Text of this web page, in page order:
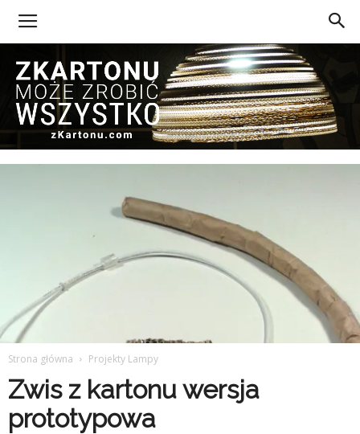
Kartonu
Strona główna Projekty Lampy
Zwis z kartonu wersja
prototypowa